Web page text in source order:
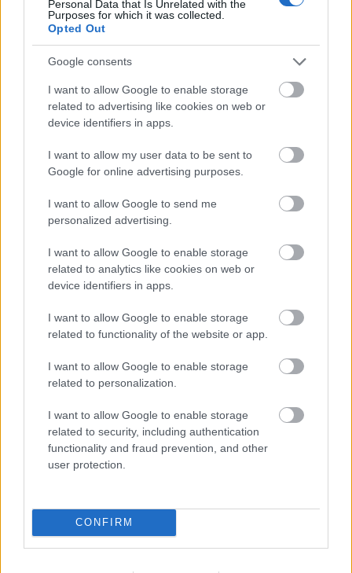
Personal Data that Is Unrelated with the
Purposes for which it was collected.
Opted Out
Google consents
I want to allow Google to enable storage
related to advertising like cookies on web or
device identifiers in apps.
I want to allow my user data to be sent to
Google for online advertising purposes.
I want to allow Google to send me
personalized advertising.
I want to allow Google to enable storage
related to analytics like cookies on web or
device identifiers in apps.
I want to allow Google to enable storage
related to functionality of the website or app.
I want to allow Google to enable storage
related to personalization.
I want to allow Google to enable storage
related to security, including authentication
functionality and fraud prevention, and other
user protection.
CONFIRM
támogatásával.
Zene India Tibet Kiss Ferenc Világzene
on-air
Világzenede
ETNOFON AZ I. ONIFESZT-EN